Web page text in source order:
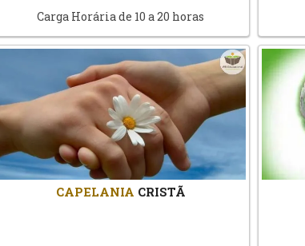
Carga Horária de 10 a 20 horas
CAPELANIA CRISTÃ